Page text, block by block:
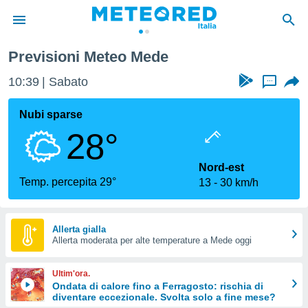
di
per
le
di
Web
le
Previsioni Meteo Mede
10:39 Sabato ...
Nubi sparse
28°
Temp. percepita 29°
Nord-est
13
30 km/h
Allerta gialla
Allerta moderata per alte temperature a Mede oggi
Ultim'ora.
Ondata di calore fino a Ferragosto: rischia di
diventare eccezionale. Svolta solo a fine mese?